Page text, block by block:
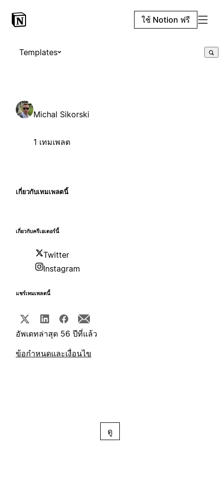
ใช้ Notion ฟรี
Templates
Michal Sikorski
1 เทมเพลต
เกี่ยวกับเทมเพลตนี้
เกี่ยวกับครีเอเตอร์นี้
Twitter
Instagram
แชร์เทมเพลตนี้
อัพเดทล่าสุด 56 ปีที่แล้ว
ข้อกำหนดและเงื่อนไข
ดู